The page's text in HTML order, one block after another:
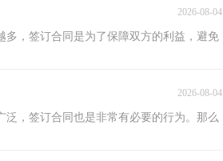
2026-08-04
，签订合同是为了保障双方的利益，避免
2026-08-04
，签订合同也是非常有必要的行为。那么